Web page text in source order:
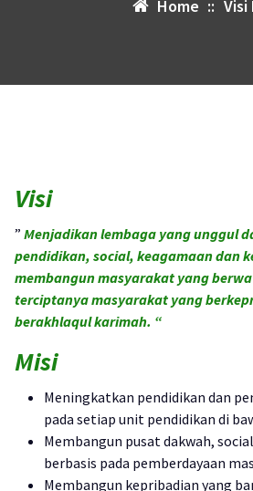
Home :: Visi
Visi
” Menjadikan lembaga yang unggul
pendidikan, social, keagamaan dan
membangun masyarakat yang
terciptanya masyarakat yang
berakhlaqul karimah. “
Misi
Meningkatkan pendidikan dan
pada setiap unit pendidikan di
Membangun pusat dakwah,
berbasis pada pemberdayaan
Membangun kepribadian yang